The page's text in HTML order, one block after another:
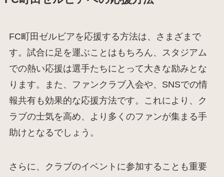
FC町田ゼルビアを応援する方法は、さまざまで
す。試合に足を運ぶことはもちろん、スタジアム
での熱い応援は選手たちにとって大きな励みとな
ります。また、ファンクラブ入会や、SNSでの情
報共有も効果的な応援方法です。これにより、ク
ラブの士気を高め、より多くのファンが集まる手
助けとなるでしょう。
さらに、クラブのイベントに参加することも重要